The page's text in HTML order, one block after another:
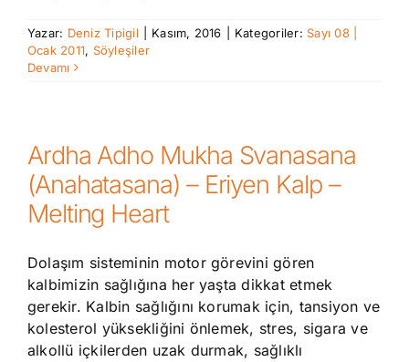
Yazar: Deniz Tipigil Kasım, 2016 Kategoriler: Sayı 08 |
Ocak 2011, Söyleşiler
Devamı
Ardha Adho Mukha Svanasana
(Anahatasana) – Eriyen Kalp –
Melting Heart
Dolaşım sisteminin motor görevini gören
kalbimizin sağlığına her yaşta dikkat etmek
gerekir. Kalbin sağlığını korumak için, tansiyon ve
kolesterol yüksekliğini önlemek, stres, sigara ve
alkollü içkilerden uzak durmak, sağlıklı